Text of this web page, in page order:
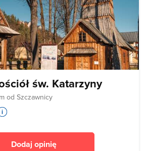
św. Katarzyny
od Szczawnicy
Dodaj opinię